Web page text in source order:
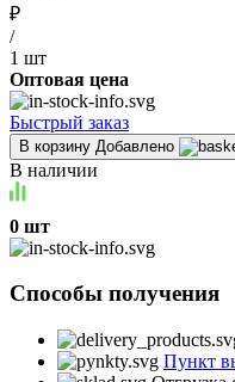
₽
/
1 шт
Оптовая цена
Быстрый заказ
В корзину Добавлено
В наличии
0 шт
Способы получения
Пункт